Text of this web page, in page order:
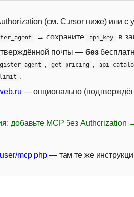
(см. Cursor ниже) или с
→ сохраните api_key
в
почты — без
, get_pricing ,
.
— опционально
добавьте MCP без Authorization
mcp.php — там те же